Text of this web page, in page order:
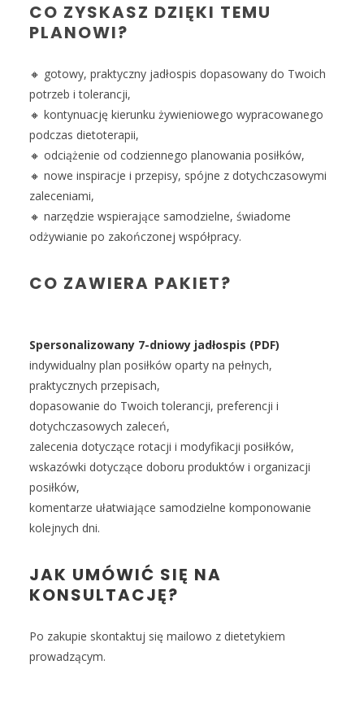
CO ZYSKASZ DZIĘKI TEMU
PLANOWI?
🔸 gotowy, praktyczny jadłospis dopasowany do Twoich
potrzeb i tolerancji,
🔸 kontynuację kierunku żywieniowego wypracowanego
podczas dietoterapii,
🔸 odciążenie od codziennego planowania posiłków,
🔸 nowe inspiracje i przepisy, spójne z dotychczasowymi
zaleceniami,
🔸 narzędzie wspierające samodzielne, świadome
odżywianie po zakończonej współpracy.
CO ZAWIERA PAKIET?
Spersonalizowany 7-dniowy jadłospis (PDF)
indywidualny plan posiłków oparty na pełnych,
praktycznych przepisach,
dopasowanie do Twoich tolerancji, preferencji i
dotychczasowych zaleceń,
zalecenia dotyczące rotacji i modyfikacji posiłków,
wskazówki dotyczące doboru produktów i organizacji
posiłków,
komentarze ułatwiające samodzielne komponowanie
kolejnych dni.
JAK UMÓWIĆ SIĘ NA
KONSULTACJĘ?
Po zakupie skontaktuj się mailowo z dietetykiem
prowadzącym.